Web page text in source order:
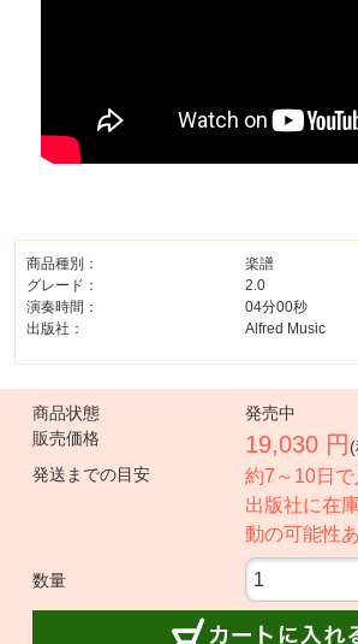
商品種別：
楽譜
グレード：
2.0
演奏時間：
04分00秒
出版社：
Alfred Music
商品状態
発売中
販売価格
19,030 円
発送までの目安
約7～10日
出版社に在
動の可能性あ
数量